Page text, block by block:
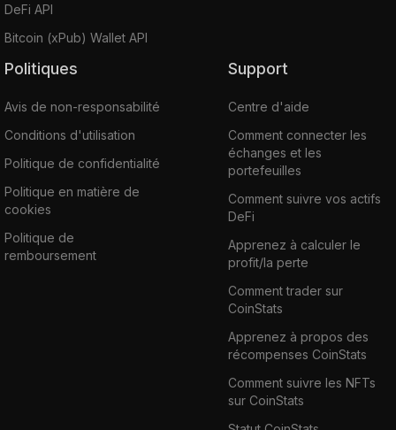
DeFi API
Bitcoin (xPub) Wallet API
Politiques
Avis de non-responsabilité
Conditions d'utilisation
Politique de confidentialité
Politique en matière de
cookies
Politique de
remboursement
Support
Centre d'aide
Comment connecter les
échanges et les
portefeuilles
Comment suivre vos actifs
DeFi
Apprenez à calculer le
profit/la perte
Comment trader sur
CoinStats
Apprenez à propos des
récompenses CoinStats
Comment suivre les NFTs
sur CoinStats